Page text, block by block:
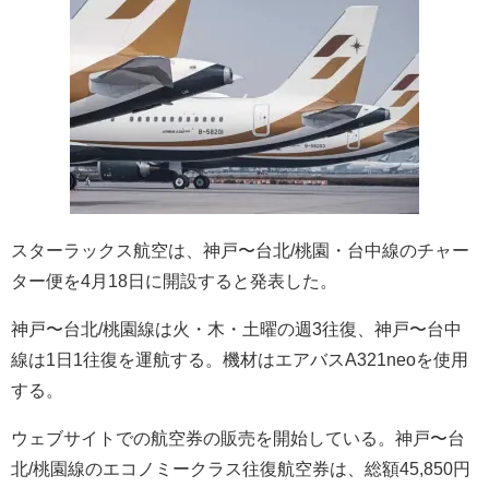
スターラックス航空は、神戸〜台北/桃園・台中線のチャー
ター便を4月18日に開設すると発表した。
神戸〜台北/桃園線は火・木・土曜の週3往復、神戸〜台中
線は1日1往復を運航する。機材はエアバスA321neoを使用
する。
ウェブサイトでの航空券の販売を開始している。神戸〜台
北/桃園線のエコノミークラス往復航空券は、総額45,850円